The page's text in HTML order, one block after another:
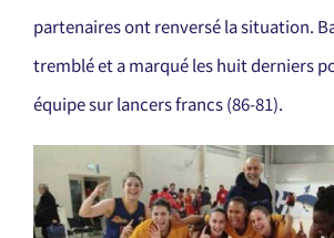
partenaires ont renversé la situation.
tremblé et a marqué les huit derniers
équipe sur lancers francs (86-81).